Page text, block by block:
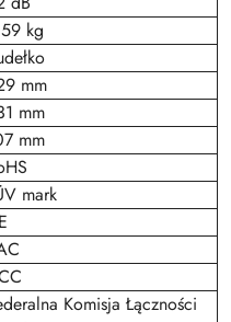
kg
mm
mm
mm
mark
Komisja Łączności